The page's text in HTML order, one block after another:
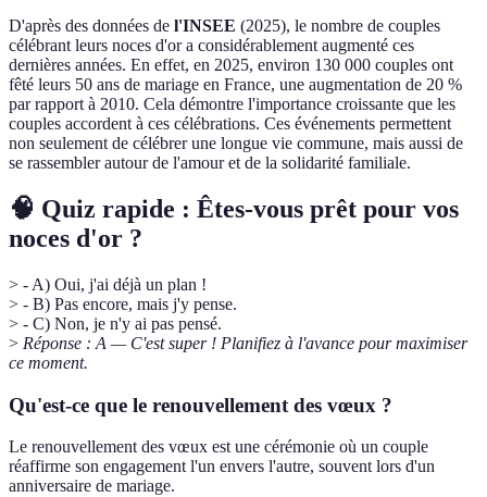
D'après des données de l'INSEE (2025), le nombre de couples
célébrant leurs noces d'or a considérablement augmenté ces
dernières années. En effet, en 2025, environ 130 000 couples ont
fêté leurs 50 ans de mariage en France, une augmentation de 20 %
par rapport à 2010. Cela démontre l'importance croissante que les
couples accordent à ces célébrations. Ces événements permettent
non seulement de célébrer une longue vie commune, mais aussi de
se rassembler autour de l'amour et de la solidarité familiale.
🧠 Quiz rapide : Êtes-vous prêt pour vos
noces d'or ?
> - A) Oui, j'ai déjà un plan !
> - B) Pas encore, mais j'y pense.
> - C) Non, je n'y ai pas pensé.
> Réponse : A — C'est super ! Planifiez à l'avance pour maximiser
ce moment.
Qu'est-ce que le renouvellement des vœux ?
Le renouvellement des vœux est une cérémonie où un couple
réaffirme son engagement l'un envers l'autre, souvent lors d'un
anniversaire de mariage.